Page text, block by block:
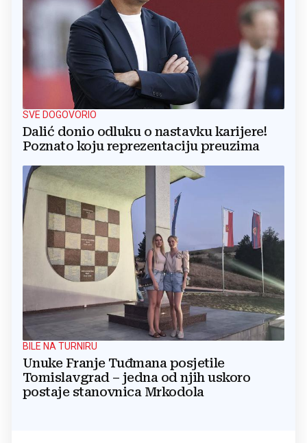
SVE DOGOVORIO
Dalić donio odluku o nastavku karijere!
Poznato koju reprezentaciju preuzima
BILE NA TURNIRU
Unuke Franje Tuđmana posjetile
Tomislavgrad – jedna od njih uskoro
postaje stanovnica Mrkodola